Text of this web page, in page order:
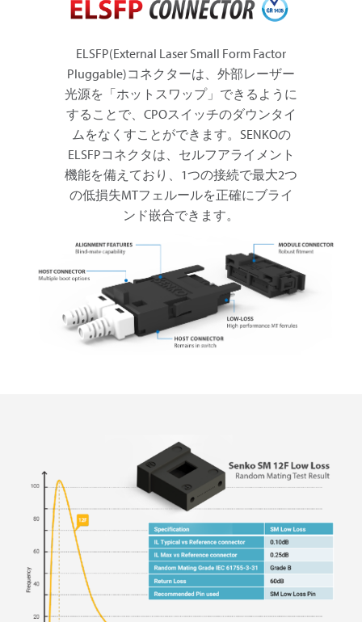
ELSFP(External Laser Small Form Factor
Pluggable)コネクターは、外部レーザー
光源を「ホットスワップ」できるように
することで、CPOスイッチのダウンタイ
ムをなくすことができます。SENKOの
ELSFPコネクタは、セルフアライメント
機能を備えており、1つの接続で最大2つ
の低損失MTフェルールを正確にブライ
ンド嵌合できます。